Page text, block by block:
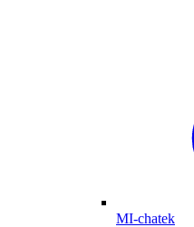
MI-chatek